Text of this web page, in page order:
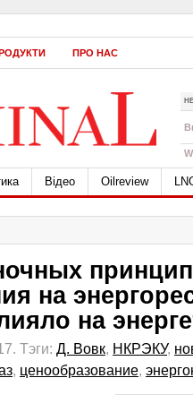
ПРО НАС
Відео Oilreview
на
на
Тэги: Д. Вовк, НКРЭКУ,
, ценообразование,